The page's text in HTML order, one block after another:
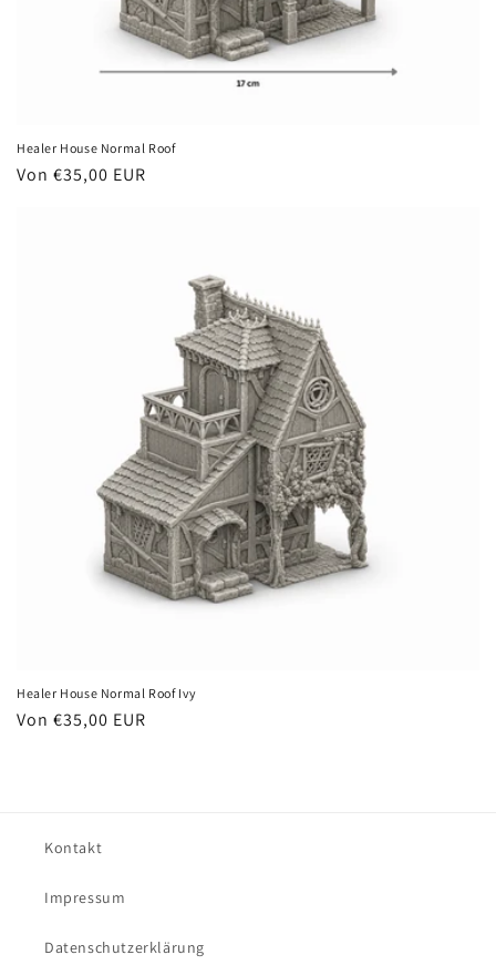
Healer House Normal Roof
Normaler
Von €35,00 EUR
Healer House Normal Roof Ivy
Normaler
Von €35,00 EUR
Kontakt
Impressum
Datenschutzerklärung